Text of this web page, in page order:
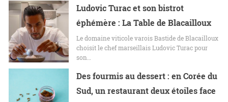
Ludovic Turac et son bistrot
éphémère : La Table de Blacailloux
Le domaine viticole varois Bastide de Blacailloux
choisit le chef marseillais Ludovic Turac pour
son…
Des fourmis au dessert : en Corée du
Sud, un restaurant deux étoiles face